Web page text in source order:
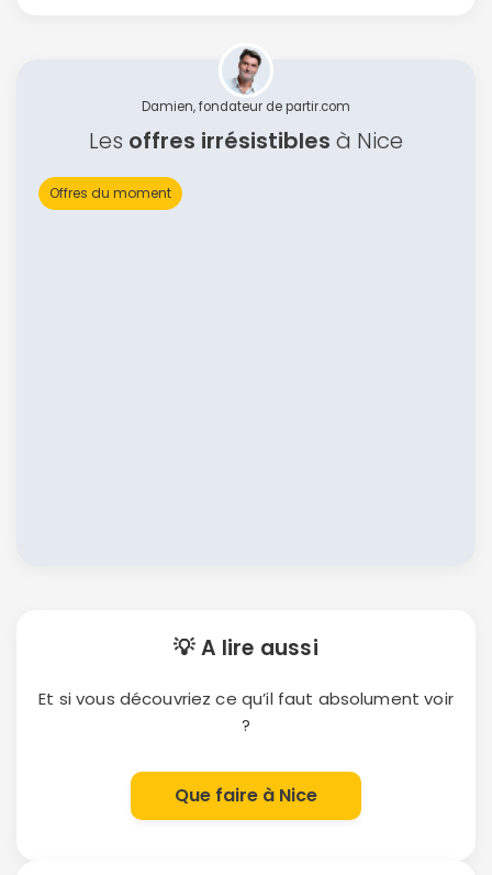
Damien, fondateur de partir.com
Les offres irrésistibles à Nice
Offres du moment
💡 A lire aussi
Et si vous découvriez ce qu’il faut absolument voir
?
Que faire à Nice